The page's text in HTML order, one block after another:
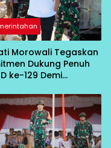
Morowali Tegaskan
Dukung Penuh
ke-129 Demi